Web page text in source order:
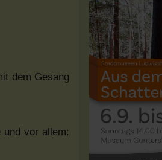
dem Gesang
und vor allem: